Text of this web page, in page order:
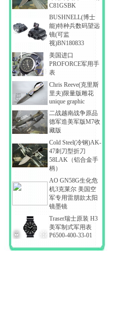
C81GSBK
BUSHNELL(博士
能)特种兵数码望远
镜(可监
视)BN180833
美国进口
PROFORCE军用手
表
Chris Reeve(克里斯
里夫)限量版雕花
unique graphic
二战越南战争原品
德军造美军版M7收
藏版
Cold Steel(冷钢)AK-
47刺刀型折刀
58LAK（铝合金手
柄）
AO GN58G生化危
机3克莱尔 美国空
军专用雷朋款太阳
镜墨镜
Traser瑞士原装 H3
美军制式军用表
P6500-400-33-01